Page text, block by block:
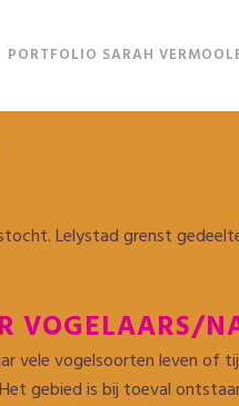
PORTFOLIO SARAH
Lelystad grenst
VOGELAARS/
vele vogelsoorten leven of
gebied is bij toeval